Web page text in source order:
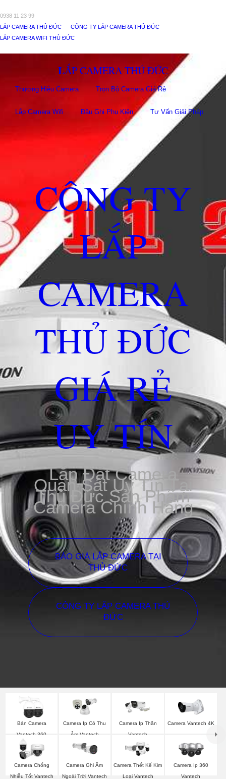
0938 11 23 99
LẮP CAMERA THỦ ĐỨC
CÔNG TY LẮP CAMERA THỦ ĐỨC
LẮP CAMERA WIFI THỦ ĐỨC
LẮP CAMERA THỦ ĐỨC
Thương Hiệu Camera Trọn Bộ Camera Giá Rẻ
Lắp Camera Wifi Đầu Ghi Phụ Kiên Tư Vấn Giải Pháp
CÔNG TY
LẮP
CAMERA
THỦ ĐỨC
GIÁ RẺ
UY TÍN
Lắp Đặt Camera
Quan Sát Uy Tín Tại
Thủ Đức Sản Phẩm
Camera Chính Hãng
BÁO GIÁ LẮP CAMERA TẠI
THỦ ĐỨC
CÔNG TY LẮP CAMERA THỦ
ĐỨC
Bán Camera
Vantech 360
Camera Ip Có Thu
Âm Vantech
Camera Ip Thân
Vantech
Camera Vantech 4K
Camera Chống
Nhiễu Tốt Vantech
Camera Ghi Âm
Ngoài Trời Vantech
Camera Thết Kế Kim
Loại Vantech
Camera Ip 360
Vantech